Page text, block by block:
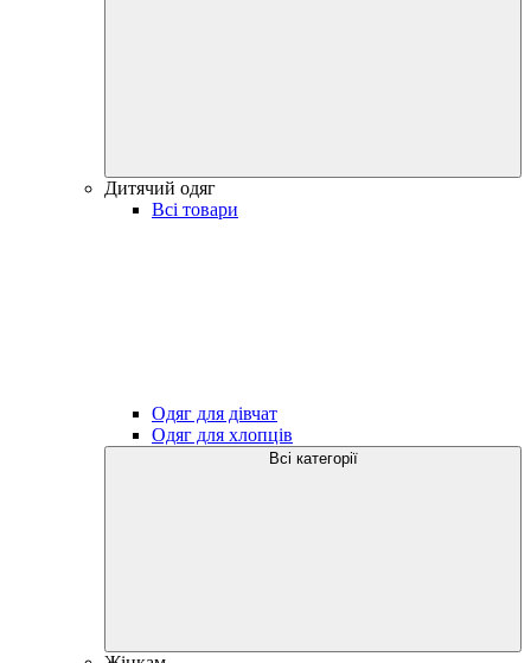
Дитячий одяг
Всі товари
Одяг для дівчат
Одяг для хлопців
Всі категорії